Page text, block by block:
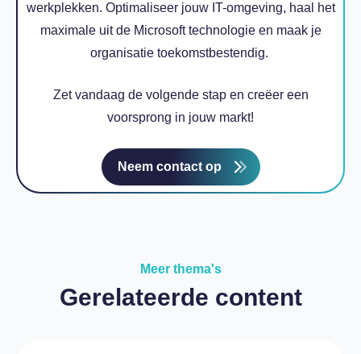
werkplekken. Optimaliseer jouw IT-omgeving, haal het
maximale uit de Microsoft technologie en maak je
organisatie toekomstbestendig.
Zet vandaag de volgende stap en creëer een
voorsprong in jouw markt!
Neem contact op
Meer thema's
Gerelateerde content